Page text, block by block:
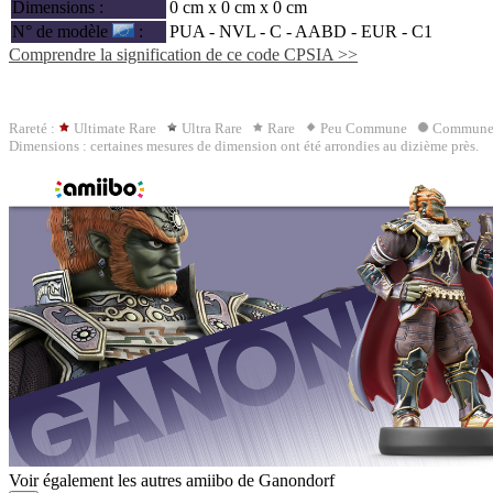
Dimensions :
0 cm x 0 cm x 0 cm
N° de modèle
: PUA - NVL - C - AABD - EUR - C1
Comprendre la signification de ce code CPSIA >>
Rareté : Ultimate Rare Ultra Rare Rare Peu Commune
Commune
Dimensions : certaines mesures de dimension ont été arrondies au dizième près.
Voir également les autres amiibo de Ganondorf